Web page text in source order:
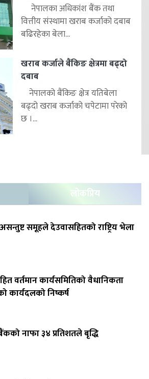
नेपालका अधिकांश बैंक तथा
वित्तीय संस्थामा खराब कर्जाको दबाब
बढिरहेका बेला...
खराब कर्जाले बैंकिङ क्षेत्रमा बढ्दो
दबाब
नेपालको बैंकिङ क्षेत्र यतिबेला
बढ्दो खराब कर्जाको चपेटामा परेको
छ ।...
लोकप्रिय
समूहले देउवासहितको राष्ट्रिय भेला
वर्तमान कार्यसमितिको वैधानिकता
कार्यदलको निष्कर्ष
नाफा ३४ प्रतिशतले बृद्धि